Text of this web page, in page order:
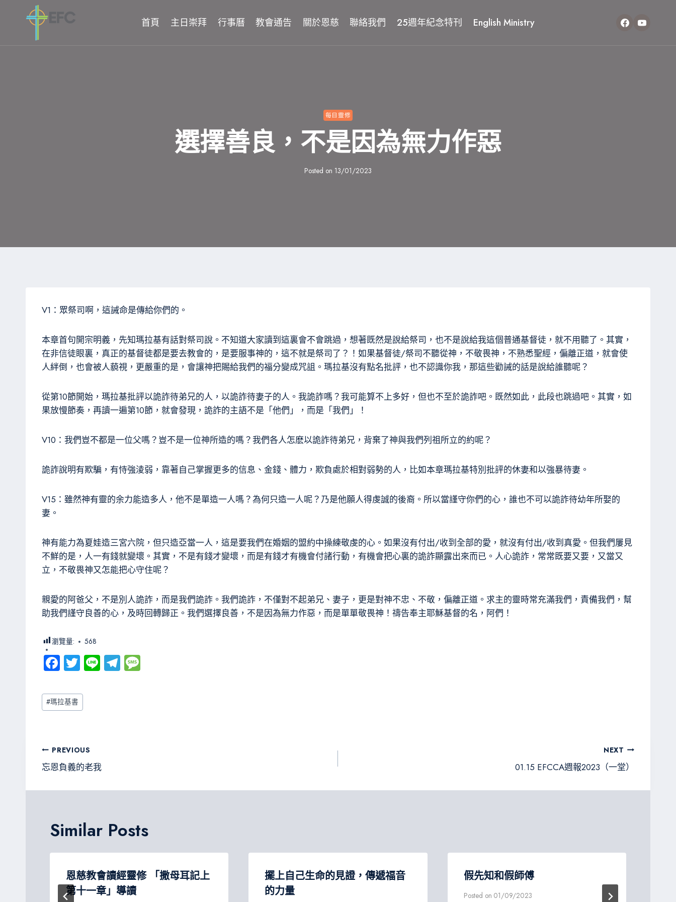
首頁 主日崇拜 行事曆 教會通告 關於恩慈 聯絡我們 25週年紀念特刊 English Ministry
每日靈修
選擇善良，不是因為無力作惡
Posted on 13/01/2023
V1：眾祭司啊，這誡命是傳給你們的。
本章首句開宗明義，先知瑪拉基有話對祭司說。不知道大家讀到這裏會不會跳過，想著既然是說給祭司，也不是說給我這個普通基督徒，就不用聽了。其實，
在非信徒眼裏，真正的基督徒都是要去教會的，是要服事神的，這不就是祭司了？！如果基督徒/祭司不聽從神，不敬畏神，不熟悉聖經，偏離正道，就會使
人絆倒，也會被人藐視，更嚴重的是，會讓神把賜給我們的福分變成咒詛。瑪拉基沒有點名批評，也不認識你我，那這些勸誡的話是說給誰聽呢？
從第10節開始，瑪拉基批評以詭詐待弟兄的人，以詭詐待妻子的人。我詭詐嗎？我可能算不上多好，但也不至於詭詐吧。既然如此，此段也跳過吧。其實，如
果放慢節奏，再讀一遍第10節，就會發現，詭詐的主語不是「他們」，而是「我們」！
V10：我們豈不都是一位父嗎？豈不是一位神所造的嗎？我們各人怎麽以詭詐待弟兄，背棄了神與我們列祖所立的約呢？
詭詐說明有欺騙，有恃強淩弱，靠著自己掌握更多的信息、金錢、體力，欺負處於相對弱勢的人，比如本章瑪拉基特別批評的休妻和以強暴待妻。
V15：雖然神有靈的余力能造多人，他不是單造一人嗎？為何只造一人呢？乃是他願人得虔誠的後裔。所以當謹守你們的心，誰也不可以詭詐待幼年所娶的
妻。
神有能力為夏娃造三宮六院，但只造亞當一人，這是要我們在婚姻的盟約中操練敬虔的心。如果沒有付出/收到全部的愛，就沒有付出/收到真愛。但我們屢見
不鮮的是，人一有錢就變壞。其實，不是有錢才變壞，而是有錢才有機會付諸行動，有機會把心裏的詭詐顯露出來而已。人心詭詐，常常既要又要，又當又
立，不敬畏神又怎能把心守住呢？
親愛的阿爸父，不是別人詭詐，而是我們詭詐。我們詭詐，不僅對不起弟兄、妻子，更是對神不忠、不敬，偏離正道。求主的靈時常充滿我們，責備我們，幫
助我們謹守良善的心，及時回轉歸正。我們選擇良善，不是因為無力作惡，而是單單敬畏神！禱告奉主耶穌基督的名，阿們！
瀏覽量: 568
Fa
ce
b
o
T
wi
tt
er
Li
ne
Te
le
Post
Tags:
#瑪拉基書
文
章
導
PREVIOUS
忘恩負義的老我
NEXT
01.15 EFCCA週報2023（一堂）
Similar Posts
恩慈教會讀經靈修 「撒母耳記上
第十一章」導讀
擺上自己生命的見證，傳遞福音
的力量
假先知和假師傅
Posted on 01/09/2023